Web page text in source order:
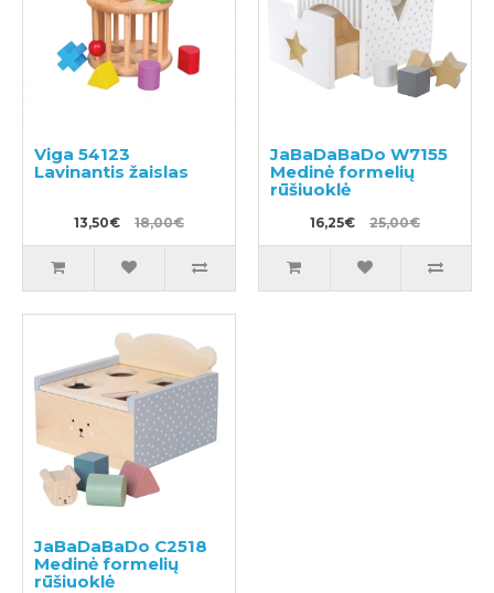
Viga 54123
Lavinantis žaislas
13,50€ 18,00€
JaBaDaBaDo W7155
Medinė formelių
rūšiuoklė
16,25€ 25,00€
JaBaDaBaDo C2518
Medinė formelių
rūšiuoklė